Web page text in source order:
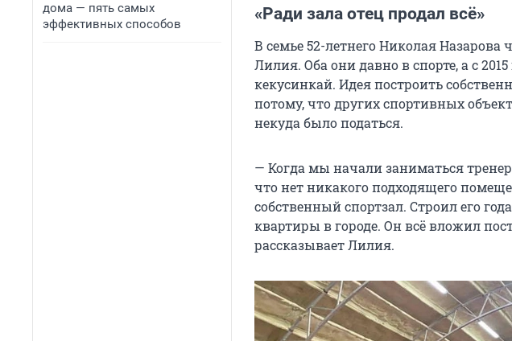
дома — пять самых
эффективных способов
«Ради зала отец продал всё»
В семье 52-летнего Николая Назарова
Лилия. Оба они давно в спорте, а с
кекусинкай. Идея построить
потому, что других спортивных
некуда было податься.
— Когда мы начали заниматься
что нет никакого подходящего
собственный спортзал. Строил его
квартиры в городе. Он всё вложил
рассказывает Лилия.